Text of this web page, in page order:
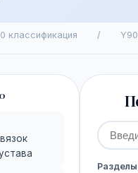
классификация /